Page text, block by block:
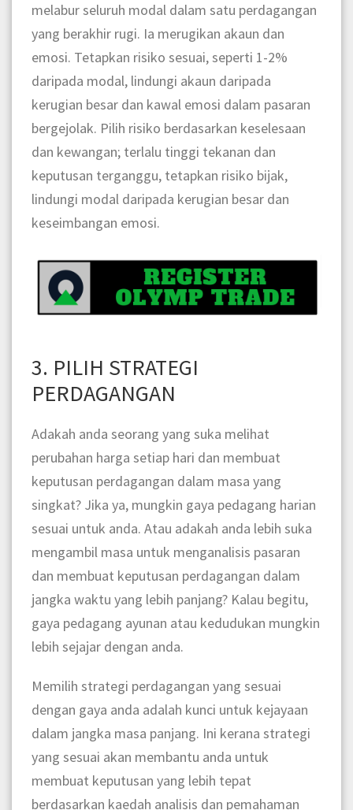
melabur seluruh modal dalam satu perdagangan
yang berakhir rugi. Ia merugikan akaun dan
emosi. Tetapkan risiko sesuai, seperti 1-2%
daripada modal, lindungi akaun daripada
kerugian besar dan kawal emosi dalam pasaran
bergejolak. Pilih risiko berdasarkan keselesaan
dan kewangan; terlalu tinggi tekanan dan
keputusan terganggu, tetapkan risiko bijak,
lindungi modal daripada kerugian besar dan
keseimbangan emosi.
3. PILIH STRATEGI
PERDAGANGAN
Adakah anda seorang yang suka melihat
perubahan harga setiap hari dan membuat
keputusan perdagangan dalam masa yang
singkat? Jika ya, mungkin gaya pedagang harian
sesuai untuk anda. Atau adakah anda lebih suka
mengambil masa untuk menganalisis pasaran
dan membuat keputusan perdagangan dalam
jangka waktu yang lebih panjang? Kalau begitu,
gaya pedagang ayunan atau kedudukan mungkin
lebih sejajar dengan anda.
Memilih strategi perdagangan yang sesuai
dengan gaya anda adalah kunci untuk kejayaan
dalam jangka masa panjang. Ini kerana strategi
yang sesuai akan membantu anda untuk
membuat keputusan yang lebih tepat
berdasarkan kaedah analisis dan pemahaman